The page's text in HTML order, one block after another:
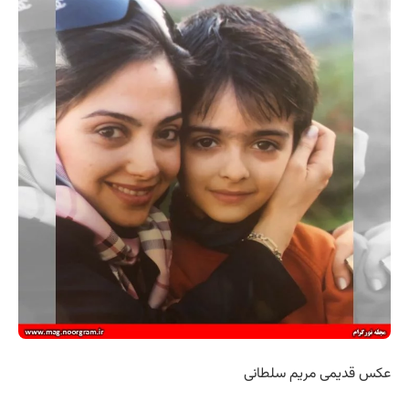
عکس قدیمی مریم سلطانی